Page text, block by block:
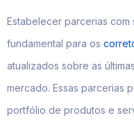
Estabelecer parcerias com
fundamental para os
atualizados sobre as
mercado. Essas parcerias
portfólio de produtos e